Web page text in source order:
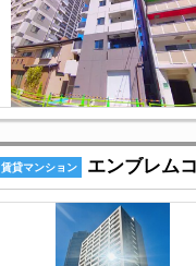
賃貸マンション エンブレム